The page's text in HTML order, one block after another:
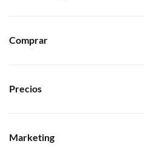
Comprar
Precios
Marketing